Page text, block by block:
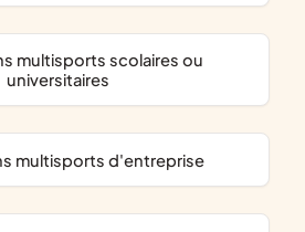
universitaires
multisports d'entreprise